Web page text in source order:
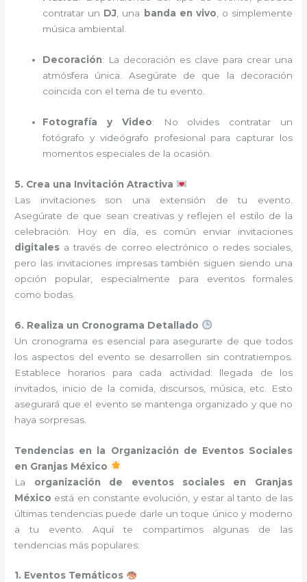
contratar un DJ , una banda en vivo , o simplemente
música ambiental.
Decoración: La decoración es clave para crear una
atmósfera única. Asegúrate de que la decoración
coincida con el tema de tu evento.
Fotografía y Video: No olvides contratar un
fotógrafo y videógrafo profesional para capturar los
momentos especiales de la ocasión.
5. Crea una Invitación Atractiva
Las invitaciones son una extensión de tu evento.
Asegúrate de que sean creativas y reflejen el estilo de la
celebración. Hoy en día, es común enviar invitaciones
digitales a través de correo electrónico o redes sociales,
pero las invitaciones impresas también siguen siendo una
opción popular, especialmente para eventos formales
como bodas.
6. Realiza un Cronograma Detallado
Un cronograma es esencial para asegurarte de que todos
los aspectos del evento se desarrollen sin contratiempos.
Establece horarios para cada actividad: llegada de los
invitados, inicio de la comida, discursos, música, etc. Esto
asegurará que el evento se mantenga organizado y que no
haya sorpresas.
Tendencias en la Organización de Eventos Sociales
en Granjas México
La organización de eventos sociales en Granjas
México está en constante evolución, y estar al tanto de las
últimas tendencias puede darle un toque único y moderno
a tu evento. Aquí te compartimos algunas de las
tendencias más populares:
1. Eventos Temáticos